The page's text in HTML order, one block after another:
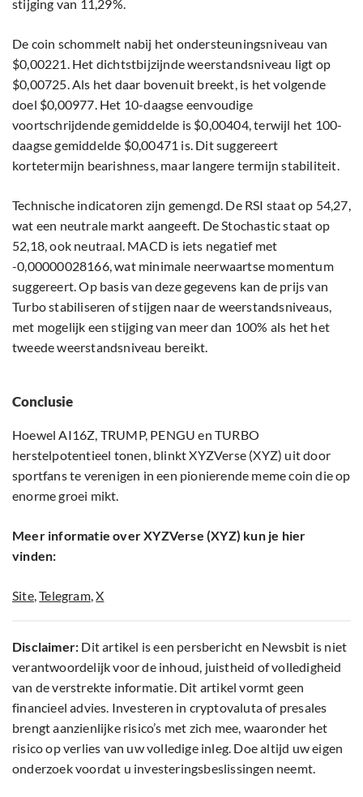
stijging van 11,29%.
De coin schommelt nabij het ondersteuningsniveau van
$0,00221. Het dichtstbijzijnde weerstandsniveau ligt op
$0,00725. Als het daar bovenuit breekt, is het volgende
doel $0,00977. Het 10-daagse eenvoudige
voortschrijdende gemiddelde is $0,00404, terwijl het 100-
daagse gemiddelde $0,00471 is. Dit suggereert
kortetermijn bearishness, maar langere termijn stabiliteit.
Technische indicatoren zijn gemengd. De RSI staat op 54,27,
wat een neutrale markt aangeeft. De Stochastic staat op
52,18, ook neutraal. MACD is iets negatief met
-0,00000028166, wat minimale neerwaartse momentum
suggereert. Op basis van deze gegevens kan de prijs van
Turbo stabiliseren of stijgen naar de weerstandsniveaus,
met mogelijk een stijging van meer dan 100% als het het
tweede weerstandsniveau bereikt.
Conclusie
Hoewel AI16Z, TRUMP, PENGU en TURBO
herstelpotentieel tonen, blinkt XYZVerse (XYZ) uit door
sportfans te verenigen in een pionierende meme coin die op
enorme groei mikt.
Meer informatie over XYZVerse (XYZ) kun je hier
vinden:
Site,Telegram,X
Disclaimer: Dit artikel is een persbericht en Newsbit is niet
verantwoordelijk voor de inhoud, juistheid of volledigheid
van de verstrekte informatie. Dit artikel vormt geen
financieel advies. Investeren in cryptovaluta of presales
brengt aanzienlijke risico’s met zich mee, waaronder het
risico op verlies van uw volledige inleg. Doe altijd uw eigen
onderzoek voordat u investeringsbeslissingen neemt.